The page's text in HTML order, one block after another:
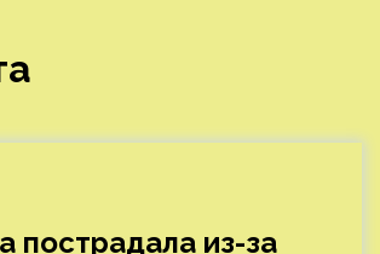
из-за